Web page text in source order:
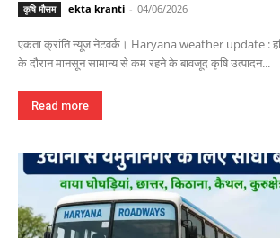
कृषि मौसम ekta kranti - 04/06/2026
एकता क्रांति न्यूज नेटवर्क। Haryana weather update :
के दौरान मानसून सामान्य से कम रहने के बावजूद कृषि उत्पादन...
Read more